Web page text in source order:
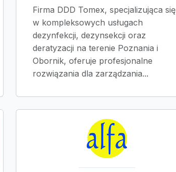
Firma DDD Tomex, specjalizująca się
w kompleksowych usługach
dezynfekcji, dezynsekcji oraz
deratyzacji na terenie Poznania i
Obornik, oferuje profesjonalne
rozwiązania dla zarządzania...